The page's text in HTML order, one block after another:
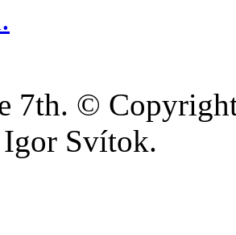
7th. ©
Igor Svítok.